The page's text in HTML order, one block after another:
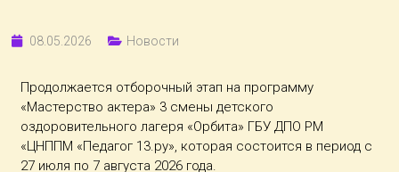
08.05.2026 Новости
Продолжается отборочный этап на программу
«Мастерство актера» 3 смены детского
оздоровительного лагеря «Орбита» ГБУ ДПО РМ
«ЦНППМ «Педагог 13.ру», которая состоится в период с
27 июля по 7 августа 2026 года.